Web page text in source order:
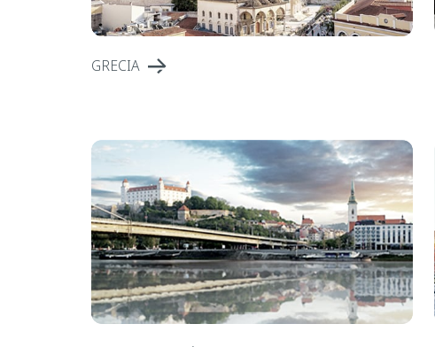
GRECIA